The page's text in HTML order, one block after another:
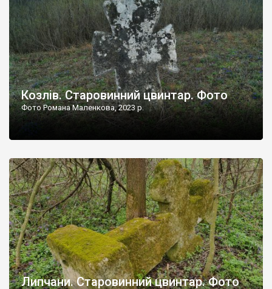
Козлів. Старовинний цвинтар. Фото
Фото Романа Маленкова, 2023 р.
Липчани. Старовинний цвинтар. Фото